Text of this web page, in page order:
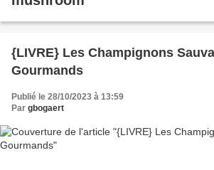
{LIVRE} Les Champignons
Gourmands
Publié le 28/10/2023 à 13:59
Par gbogaert